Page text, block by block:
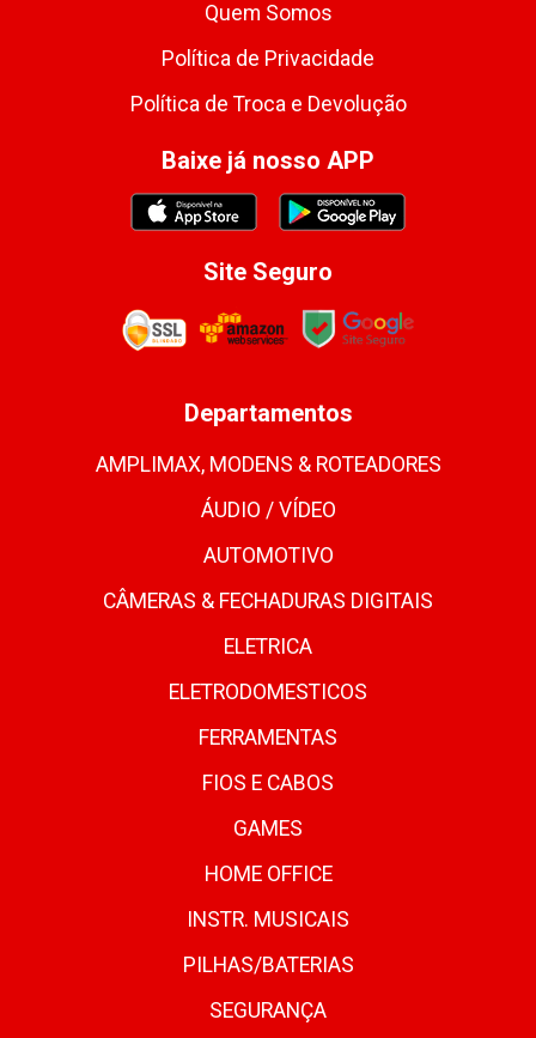
Quem Somos
Política de Privacidade
Política de Troca e Devolução
Baixe já nosso APP
Site Seguro
Departamentos
AMPLIMAX, MODENS & ROTEADORES
ÁUDIO / VÍDEO
AUTOMOTIVO
CÂMERAS & FECHADURAS DIGITAIS
ELETRICA
ELETRODOMESTICOS
FERRAMENTAS
FIOS E CABOS
GAMES
HOME OFFICE
INSTR. MUSICAIS
PILHAS/BATERIAS
SEGURANÇA